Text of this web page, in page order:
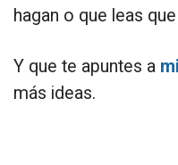
hagan o que leas
Y que te apuntes a
más ideas.